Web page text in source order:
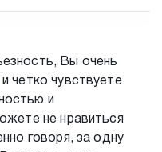
Вы очень
четко чувствуете
и
не нравиться
говоря, за одну